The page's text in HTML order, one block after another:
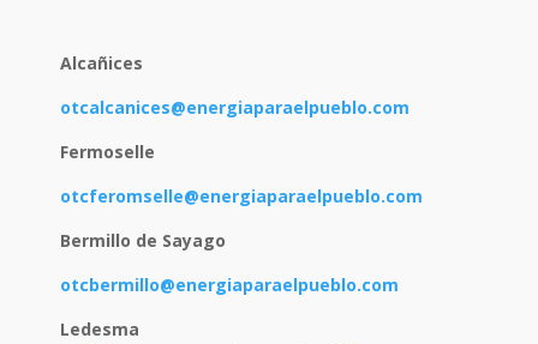
Alcañices
otcalcanices@energiaparaelpueblo.com
Fermoselle
otcferomselle@energiaparaelpueblo.com
Bermillo de Sayago
otcbermillo@energiaparaelpueblo.com
Ledesma